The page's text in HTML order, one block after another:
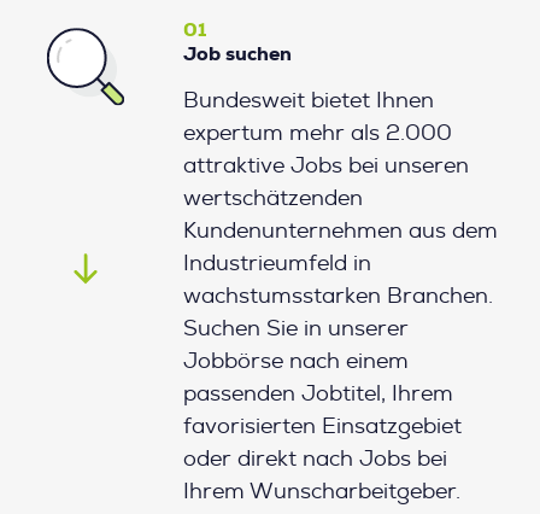
01
Job suchen
Bundesweit bietet Ihnen
expertum mehr als 2.000
attraktive Jobs bei unseren
wertschätzenden
Kundenunternehmen aus dem
Industrieumfeld in
wachstumsstarken Branchen.
Suchen Sie in unserer
Jobbörse nach einem
passenden Jobtitel, Ihrem
favorisierten Einsatzgebiet
oder direkt nach Jobs bei
Ihrem Wunscharbeitgeber.